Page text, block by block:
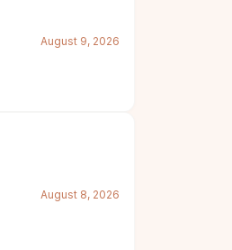
August 9, 2026
August 8, 2026